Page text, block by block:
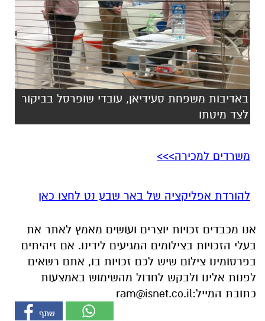
באדיבות משפחת סעידיאן, עובדי שופרסל בביקור
לצד מיטתו
משרדים למכירה>>>
בפרסומינו צילום שיש לכם זכויות בו, אתם רשאים
כתובת המייל:ram@isnet.co.il
אולי יעניין אותך גם